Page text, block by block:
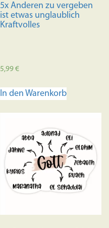
5x Anderen zu vergeben
ist etwas unglaublich
Kraftvolles
5,99€
In den Warenkorb